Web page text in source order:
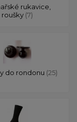
rukavice,
roušky (7)
do rondonu (25)